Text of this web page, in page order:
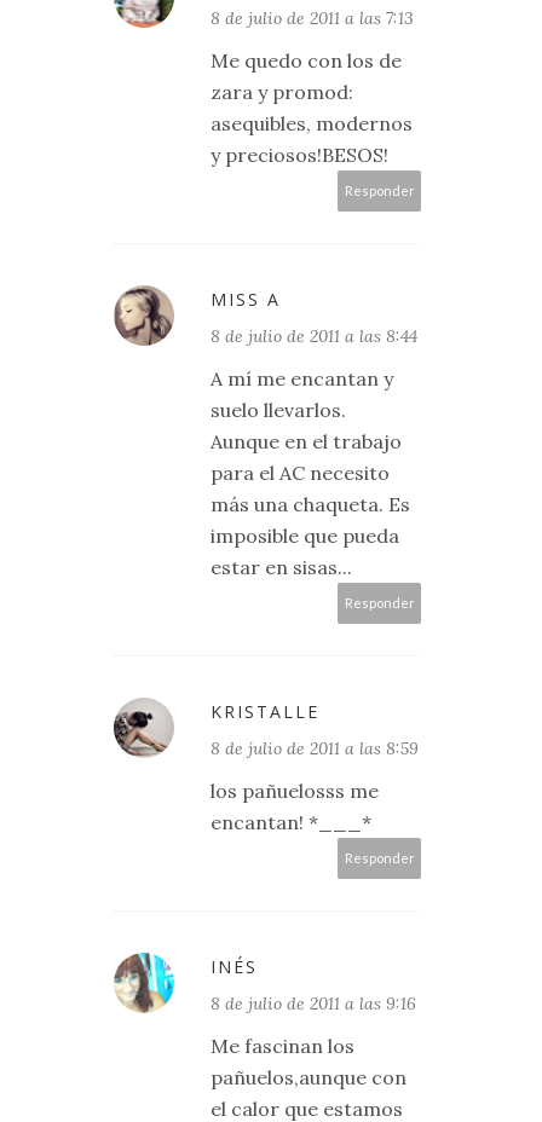
8 de julio de 2011 a las 7:13
Me quedo con los de
zara y promod:
asequibles, modernos
y preciosos!BESOS!
Responder
MISS A
8 de julio de 2011 a las 8:44
A mí me encantan y
suelo llevarlos.
Aunque en el trabajo
para el AC necesito
más una chaqueta. Es
imposible que pueda
estar en sisas...
Responder
KRISTALLE
8 de julio de 2011 a las 8:59
los pañuelosss me
encantan! *___*
Responder
INÉS
8 de julio de 2011 a las 9:16
Me fascinan los
pañuelos,aunque con
el calor que estamos